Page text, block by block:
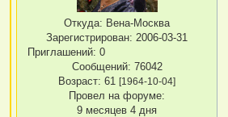
Откуда: Вена-Москва
Зарегистрирован: 2006-03-31
Приглашений: 0
Сообщений: 76042
Возраст: 61[1964-10-04]
Провел на форуме:
9 месяцев 4 дня